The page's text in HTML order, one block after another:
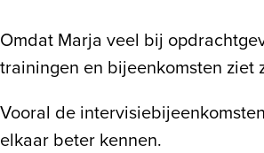
Omdat Marja veel bij
trainingen en bijeenkomsten ziet
Vooral de
elkaar beter kennen.